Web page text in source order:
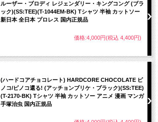
ルーザー・ブロディ レジェンダリー・キングコング (ブラ
ック)(SS:TEE)(T-1044EM-BK) Tシャツ 半袖 カットソー
新日本 全日本 プロレス 国内正規品
価格:4,000円(税込 4,400円)
(ハードコアチョコレート) HARDCORE CHOCOLATE ピ
ノコ/ピノコ還る! (アッチョンブリケ・ブラック)(SS:TEE)
(T-2170-BK) Tシャツ 半袖 カットソー アニメ 漫画 マンガ
手塚治虫 国内正規品